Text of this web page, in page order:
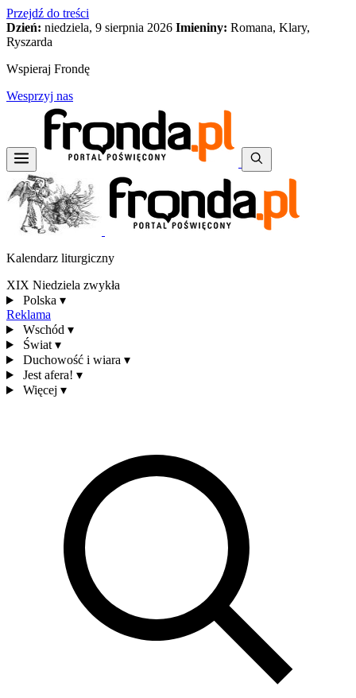
Przejdź do treści
Dzień: niedziela, 9 sierpnia 2026 Imieniny: Romana, Klary,
Ryszarda
Wspieraj Frondę
Wesprzyj nas
Kalendarz liturgiczny
XIX Niedziela zwykła
Polska ▾
Reklama
Wschód ▾
Świat ▾
Duchowość i wiara ▾
Jest afera! ▾
Więcej ▾